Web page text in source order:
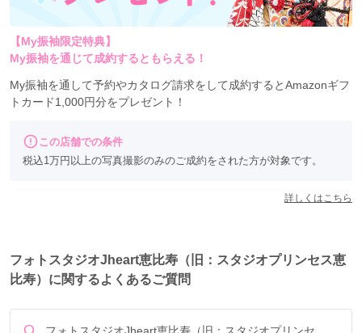
【My振袖限定特典】
My振袖を通じて成約するともらえる！
My振袖を通して予約やカタログ請求をして成約するとAmazonギフ
トカード1,000円分をプレゼント！
この店舗での条件
税込1万円以上の写真撮影のみのご成約をされた方が対象です。
詳しくはこちら
フォトスタジオJheart恵比寿（旧：スタジオプリンセス恵
比寿）に関するよくあるご質問